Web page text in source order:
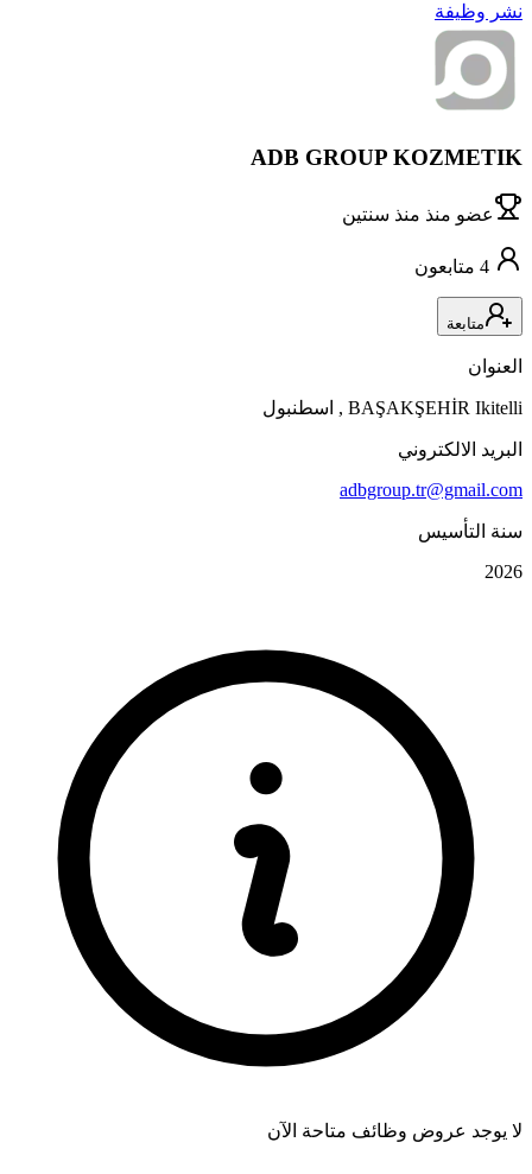
نشر وظيفة
ADB GROUP KOZMETIK
عضو منذ منذ سنتين
4 متابعون
متابعة
العنوان
BAŞAKŞEHİR Ikitelli
, اسطنبول
البريد الالكتروني
adbgroup.tr@gmail.com
سنة التأسيس
2026
لا يوجد عروض وظائف متاحة الآن